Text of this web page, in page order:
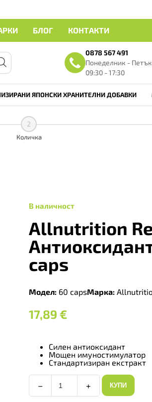
БЛОГ КОНТАКТИ
0878 567 491
Понеделник -
09:30 - 17:30
ЯПОНСКИ ХРАНИТЕЛНИ ДОБАВКИ
2
Количка
В наличност
Allnutrition
caps
Модел: 60 capsМарка:
17,89 €
Силен антиоксидант
Мощен имуностимулатор
Стандартизиран екстракт
−
Allnutrition
Resveratrol
+ КУПИ